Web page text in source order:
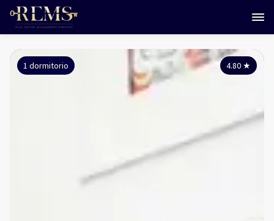
4.80 ★
1 dormitorio